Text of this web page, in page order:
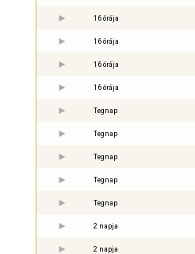
16 órája
16 órája
16 órája
16 órája
Tegnap
Tegnap
Tegnap
Tegnap
Tegnap
2 napja
2 napja